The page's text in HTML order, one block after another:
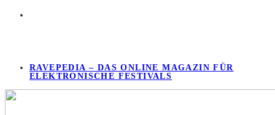
RAVEPEDIA – DAS ONLINE MAGAZIN FÜR
ELEKTRONISCHE FESTIVALS